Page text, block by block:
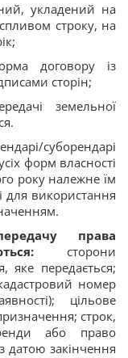
укладений на
строку, на
договору із
сторін;
земельної
суборендарі
форм власності
року належне їм
для використання
права
сторони
яке передається;
номер
цільове
строк,
або право
датою закінчення